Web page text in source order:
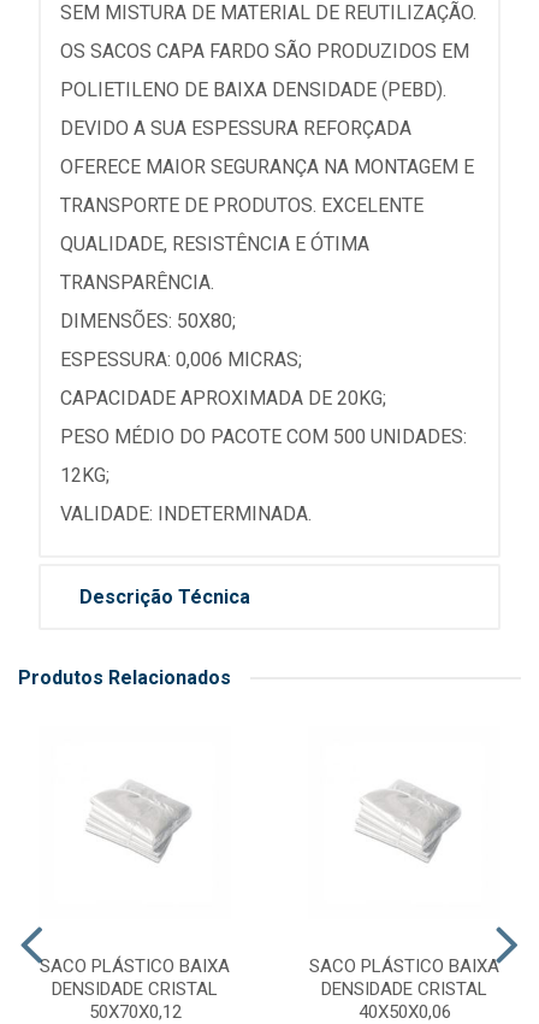
SEM MISTURA DE MATERIAL DE REUTILIZAÇÃO.
OS SACOS CAPA FARDO SÃO PRODUZIDOS EM
POLIETILENO DE BAIXA DENSIDADE (PEBD).
DEVIDO A SUA ESPESSURA REFORÇADA
OFERECE MAIOR SEGURANÇA NA MONTAGEM E
TRANSPORTE DE PRODUTOS. EXCELENTE
QUALIDADE, RESISTÊNCIA E ÓTIMA
TRANSPARÊNCIA.
DIMENSÕES: 50X80;
ESPESSURA: 0,006 MICRAS;
CAPACIDADE APROXIMADA DE 20KG;
PESO MÉDIO DO PACOTE COM 500 UNIDADES:
12KG;
VALIDADE: INDETERMINADA.
Descrição Técnica
Produtos Relacionados
SACO PLÁSTICO BAIXA
DENSIDADE CRISTAL
50X70X0,12
SACO PLÁSTICO BAIXA
DENSIDADE CRISTAL
40X50X0,06